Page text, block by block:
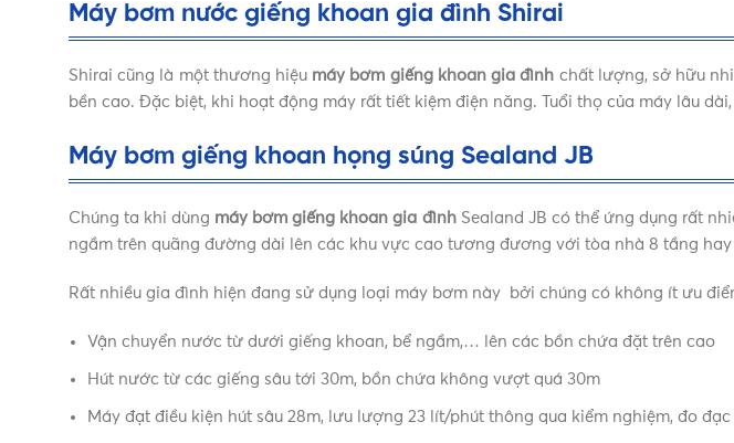
Máy bơm nước giếng khoan gia đình Shirai
Shirai cũng là một thương hiệu máy bơm giếng khoan gia đình chất lượng, sở hữu
bền cao. Đặc biệt, khi hoạt động máy rất tiết kiệm điện năng. Tuổi thọ của máy lâu
Máy bơm giếng khoan họng súng Sealand JB
Chúng ta khi dùng máy bơm giếng khoan gia đìnhSealand JB có thể ứng dụng rất
ngầm trên quãng đường dài lên các khu vực cao tương đương với tòa nhà 8 tầng
Rất nhiều gia đình hiện đang sử dụng loại máy bơm này bởi chúng có không ít ưu
Vận chuyển nước từ dưới giếng khoan, bể ngầm,… lên các bồn chứa đặt trên cao
Hút nước từ các giếng sâu tới 30m, bồn chứa không vượt quá 30m
Máy đạt điều kiện hút sâu 28m, lưu lượng 23 lít/phút thông qua kiểm nghiệm, đo